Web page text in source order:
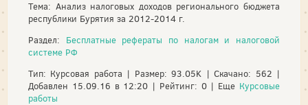
Тема: Анализ налоговых доходов регионального бюджета
республики Бурятия за 2012-2014 г.
Раздел: Бесплатные рефераты по налогам и налоговой
системе РФ
Тип: Курсовая работа | Размер: 93.05K | Скачано: 562 |
Добавлен 15.09.16 в 12:20 | Рейтинг: 0 | Еще Курсовые
работы